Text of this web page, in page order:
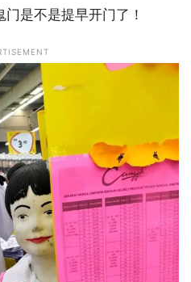
是不是提早开门了！